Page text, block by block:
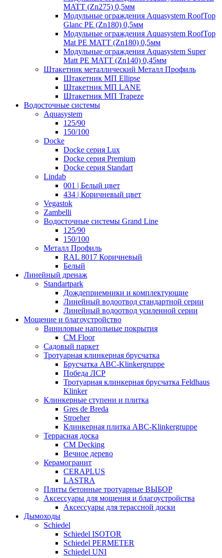
MATT (Zn275) 0,5мм
Модульные ограждения Aquasystem RoofTop
Glanc PE (Zn180) 0,5мм
Модульные ограждения Aquasystem RoofTop
Mat PE MATT (Zn180) 0,5мм
Модульные ограждения Aquasystem Super
Matt PE MATT (Zn140) 0,45мм
Штакетник металлический Металл Профиль
Штакетник МП Ellipse
Штакетник МП LANE
Штакетник МП Trapeze
Водосточные системы
Aquasystem
125/90
150/100
Docke
Docke серия Lux
Docke серия Premium
Docke серия Standart
Lindab
001 | Белый цвет
434 | Коричневый цвет
Vegastok
Zambelli
Водосточные системы Grand Line
125/90
150/100
Металл Профиль
RAL 8017 Коричневый
Белый
Линейный дренаж
Standartpark
Дождеприемники и комплектующие
Линейный водоотвод стандартной серии
Линейный водоотвод усиленной серии
Мощение и благоустройство
Виниловые напольные покрытия
CM Floor
Садовый паркет
Тротуарная клинкерная брусчатка
Брусчатка АВС-Klinkergruppe
Победа ЛСР
Тротуарная клинкерная брусчатка Feldhaus
Klinker
Клинкерные ступени и плитка
Gres de Breda
Stroeher
Клинкерная плитка ABC-Klinkergruppe
Террасная доска
CM Decking
Вечное дерево
Керамогранит
CERAPLUS
LASTRA
Плиты бетонные тротуарные ВЫБОР
Аксессуары для мощения и благоустройства
Аксессуары для терассной доски
Дымоходы
Schiedel
Schiedel ISOTOR
Schiedel PERMETER
Schiedel UNI